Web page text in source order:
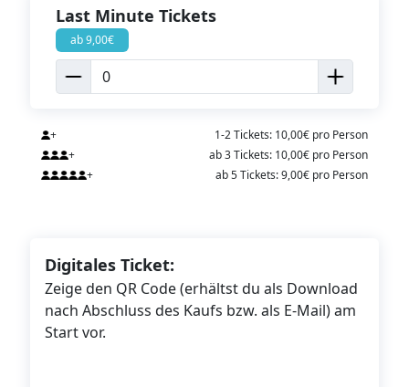
Last Minute Tickets
ab 9,00€
+
1-2 Tickets: 10,00€ pro Person
+
ab 3 Tickets: 10,00€ pro Person
+
ab 5 Tickets: 9,00€ pro Person
Digitales Ticket:
Zeige den QR Code (erhältst du als Download
nach Abschluss des Kaufs bzw. als E-Mail) am
Start vor.